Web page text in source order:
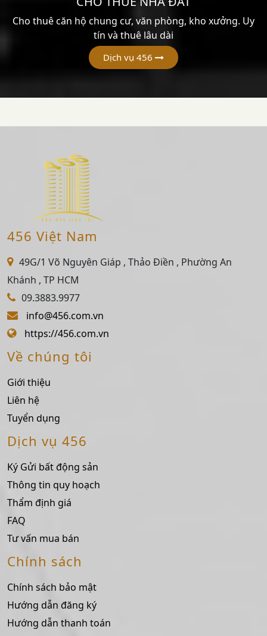
Cho thuê căn hộ chung cư, văn phòng, kho xưởng. Uy
tín và thuê lâu dài
Dịch vụ 456
456 Việt Nam
49G/1 Võ Nguyên Giáp , Thảo Điền , Phường An
Khánh , TP HCM
09.3883.9977
info@456.com.vn
https://456.com.vn
Về chúng tôi
Giới thiệu
Liên hệ
Tuyển dụng
Dịch vụ 456
Ký Gửi bất động sản
Thông tin quy hoạch
Thẩm định giá
FAQ
Tư vấn mua bán
Chính sách
Chính sách bảo mật
Hướng dẫn đăng ký
Hướng dẫn thanh toán